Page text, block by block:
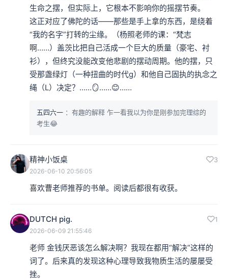
生命之摆，但实际上，它根本不影响你的摇摆节奏。
这正对应了佛陀的话——那些是手上拿的东西，是绕着
“我的名字”打转的尘缘。（杨照老师的课：“梵志
啊……）盖茨比把自己活成一个巨大的质量（豪宅、衬
衫），但终究没能改变他悲剧的摆动周期。他的摆，只
受那盏绿灯（一种扭曲的时代g）和他自己固执的执念之
绳（L）决定？……🪞……😊……
五四六一 ：有趣的解释 乍一看我以为你是刚参加完理综的
考生😂
精神小饭桌 3
2026-06-10 20:56:05
喜欢曹老师推荐的书单。阅读后都很有收获。
DUTCH pig. 1
2026-06-09 21:55:46
老师 金钱厌恶该怎么解决啊？我现在都用“解决”这样的
词了。后来真的发现这种心理导致我物质生活的屡屡受
挫。